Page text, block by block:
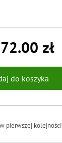
zł
pierwszej kolejności